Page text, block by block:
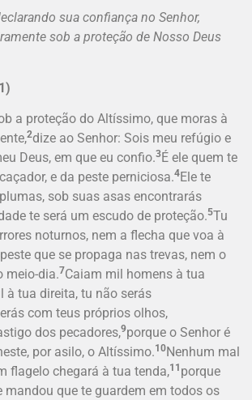
sua confiança no Senhor,
sob a proteção de Nosso Deus
a proteção do Altíssimo, que moras à
2dize ao Senhor: Sois meu refúgio e
Deus, em que eu confio.3É ele quem te
e da peste perniciosa.4Ele te
sob suas asas encontrarás
te será um escudo de proteção.5Tu
noturnos, nem a flecha que voa à
que se propaga nas trevas, nem o
meio-dia.7Caiam mil homens à tua
à tua direita, tu não serás
com teus próprios olhos,
dos pecadores,9porque o Senhor é
por asilo, o Altíssimo.10Nenhum mal
flagelo chegará à tua tenda,11 porque
mandou que te guardem em todos os